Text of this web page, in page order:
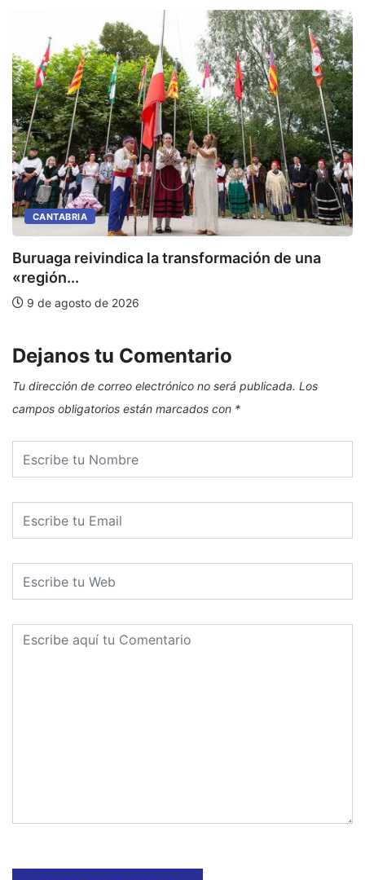
CANTABRIA
Buruaga reivindica la transformación de una
«región...
9 de agosto de 2026
Dejanos tu Comentario
Tu dirección de correo electrónico no será publicada. Los
campos obligatorios están marcados con *